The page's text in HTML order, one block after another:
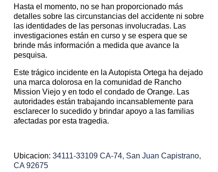
Hasta el momento, no se han proporcionado más
detalles sobre las circunstancias del accidente ni sobre
las identidades de las personas involucradas. Las
investigaciones están en curso y se espera que se
brinde más información a medida que avance la
pesquisa.
Este trágico incidente en la Autopista Ortega ha dejado
una marca dolorosa en la comunidad de Rancho
Mission Viejo y en todo el condado de Orange. Las
autoridades están trabajando incansablemente para
esclarecer lo sucedido y brindar apoyo a las familias
afectadas por esta tragedia.
Ubicacion: 34111-33109 CA-74, San Juan Capistrano,
CA 92675